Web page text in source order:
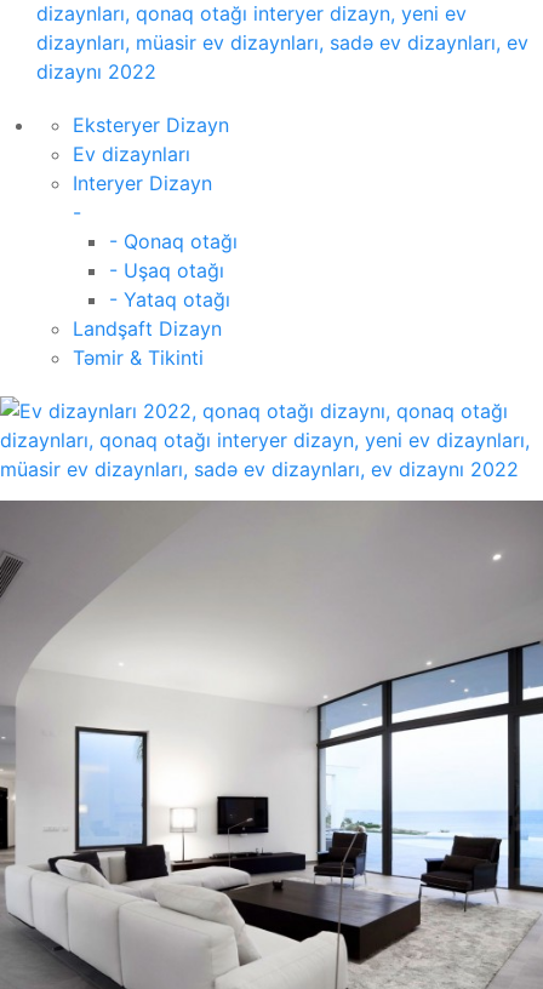
dizaynları, qonaq otağı interyer dizayn, yeni ev
dizaynları, müasir ev dizaynları, sadə ev dizaynları, ev
dizaynı 2022
Eksteryer Dizayn
Ev dizaynları
Interyer Dizayn
-
- Qonaq otağı
- Uşaq otağı
- Yataq otağı
Landşaft Dizayn
Təmir & Tikinti